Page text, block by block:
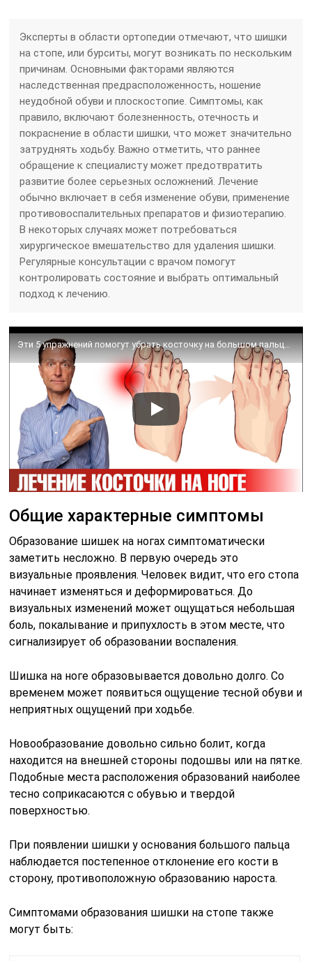
Эксперты в области ортопедии отмечают, что шишки
на стопе, или бурситы, могут возникать по нескольким
причинам. Основными факторами являются
наследственная предрасположенность, ношение
неудобной обуви и плоскостопие. Симптомы, как
правило, включают болезненность, отечность и
покраснение в области шишки, что может значительно
затруднять ходьбу. Важно отметить, что раннее
обращение к специалисту может предотвратить
развитие более серьезных осложнений. Лечение
обычно включает в себя изменение обуви, применение
противовоспалительных препаратов и физиотерапию.
В некоторых случаях может потребоваться
хирургическое вмешательство для удаления шишки.
Регулярные консультации с врачом помогут
контролировать состояние и выбрать оптимальный
подход к лечению.
Общие характерные симптомы
Образование шишек на ногах симптоматически
заметить несложно. В первую очередь это
визуальные проявления. Человек видит, что его стопа
начинает изменяться и деформироваться. До
визуальных изменений может ощущаться небольшая
боль, покалывание и припухлость в этом месте, что
сигнализирует об образовании воспаления.
Шишка на ноге образовывается довольно долго. Со
временем может появиться ощущение тесной обуви и
неприятных ощущений при ходьбе.
Новообразование довольно сильно болит, когда
находится на внешней стороны подошвы или на пятке.
Подобные места расположения образований наиболее
тесно соприкасаются с обувью и твердой
поверхностью.
При появлении шишки у основания большого пальца
наблюдается постепенное отклонение его кости в
сторону, противоположную образованию нароста.
Симптомами образования шишки на стопе также
могут быть: